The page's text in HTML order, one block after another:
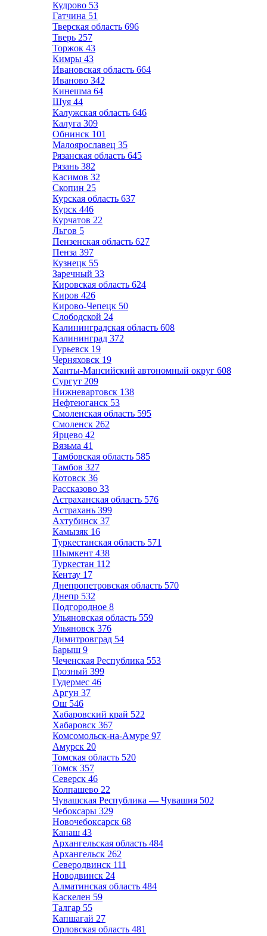
Кудрово 53
Гатчина 51
Тверская область 696
Тверь 257
Торжок 43
Кимры 43
Ивановская область 664
Иваново 342
Кинешма 64
Шуя 44
Калужская область 646
Калуга 309
Обнинск 101
Малоярославец 35
Рязанская область 645
Рязань 382
Касимов 32
Скопин 25
Курская область 637
Курск 446
Курчатов 22
Льгов 5
Пензенская область 627
Пенза 397
Кузнецк 55
Заречный 33
Кировская область 624
Киров 426
Кирово-Чепецк 50
Слободской 24
Калининградская область 608
Калининград 372
Гурьевск 19
Черняховск 19
Ханты-Мансийский автономный округ 608
Сургут 209
Нижневартовск 138
Нефтеюганск 53
Смоленская область 595
Смоленск 262
Ярцево 42
Вязьма 41
Тамбовская область 585
Тамбов 327
Котовск 36
Рассказово 33
Астраханская область 576
Астрахань 399
Ахтубинск 37
Камызяк 16
Туркестанская область 571
Шымкент 438
Туркестан 112
Кентау 17
Днепропетровская область 570
Днепр 532
Подгородное 8
Ульяновская область 559
Ульяновск 376
Димитровград 54
Барыш 9
Чеченская Республика 553
Грозный 399
Гудермес 46
Аргун 37
Ош 546
Хабаровский край 522
Хабаровск 367
Комсомольск-на-Амуре 97
Амурск 20
Томская область 520
Томск 357
Северск 46
Колпашево 22
Чувашская Республика — Чувашия 502
Чебоксары 329
Новочебоксарск 68
Канаш 43
Архангельская область 484
Архангельск 262
Северодвинск 111
Новодвинск 24
Алматинская область 484
Каскелен 59
Талгар 55
Капшагай 27
Орловская область 481